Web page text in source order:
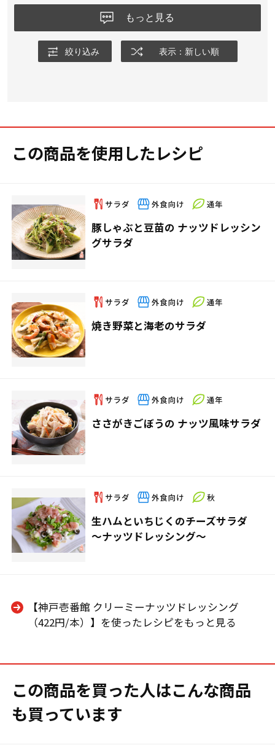
もっと見る
絞り込み 表示：新しい順
この商品を使用したレシピ
豚しゃぶと豆苗の ナッツドレッシン
グサラダ
焼き野菜と海老のサラダ
ささがきごぼうの ナッツ風味サラダ
生ハムといちじくのチーズサラダ
～ナッツドレッシング～
【神戸壱番館 クリーミーナッツドレッシング
（422円/本）】を使ったレシピをもっと見る
この商品を買った人はこんな商品
も買っています